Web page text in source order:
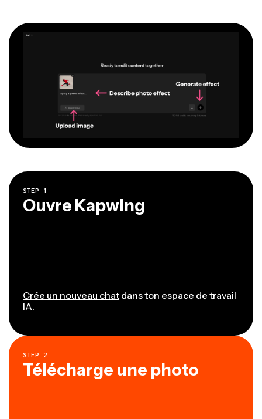
STEP 1
Ouvre Kapwing
Crée un nouveau chat dans ton espace de travail
IA.
STEP 2
Télécharge une photo